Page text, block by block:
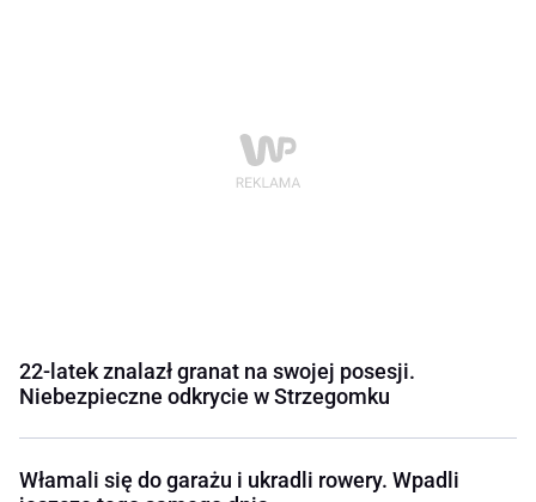
22-latek znalazł granat na swojej posesji.
Niebezpieczne odkrycie w Strzegomku
Włamali się do garażu i ukradli rowery. Wpadli